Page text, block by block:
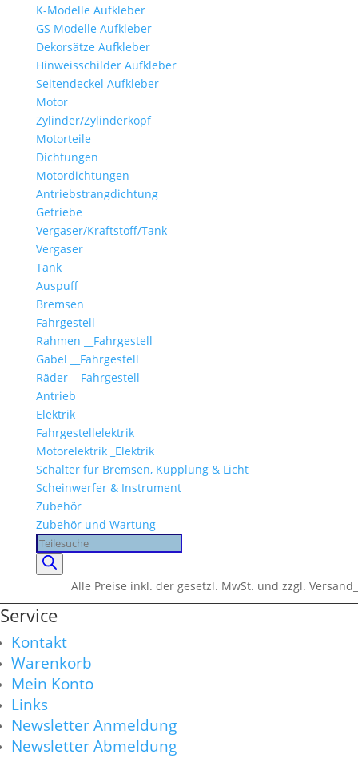
K-Modelle Aufkleber
GS Modelle Aufkleber
Dekorsätze Aufkleber
Hinweisschilder Aufkleber
Seitendeckel Aufkleber
Motor
Zylinder/Zylinderkopf
Motorteile
Dichtungen
Motordichtungen
Antriebstrangdichtung
Getriebe
Vergaser/Kraftstoff/Tank
Vergaser
Tank
Auspuff
Bremsen
Fahrgestell
Rahmen __Fahrgestell
Gabel __Fahrgestell
Räder __Fahrgestell
Antrieb
Elektrik
Fahrgestellelektrik
Motorelektrik _Elektrik
Schalter für Bremsen, Kupplung & Licht
Scheinwerfer & Instrument
Zubehör
Zubehör und Wartung
Products
search
Alle Preise inkl. der gesetzl. MwSt. und zzgl. Versand_
Service
Kontakt
Warenkorb
Mein Konto
Links
Newsletter Anmeldung
Newsletter Abmeldung